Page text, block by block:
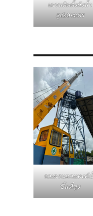
เครนติดตั้งถังน้ำ
สูง20เมตร
รถเครนยกแทงค์
ขึ้นที่สูง